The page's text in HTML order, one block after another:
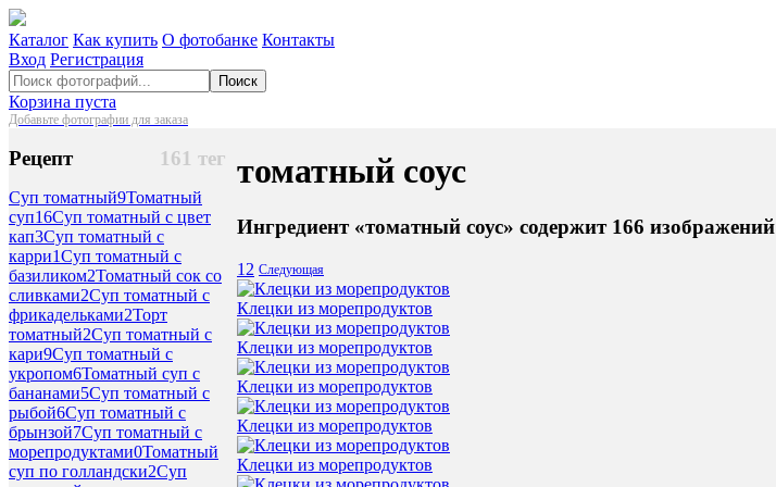
Каталог Как купить О фотобанке Контакты
Вход Регистрация
Поиск
Корзина пуста
Добавьте фотографии для заказа
161 тег
Рецепт
Суп томатный9Томатный
суп16Суп томатный с цвет
кап3Суп томатный с
карри1Суп томатный с
базиликом2Томатный сок со
сливками2Суп томатный с
фрикадельками2Торт
томатный2Суп томатный с
кари9Суп томатный с
укропом6Томатный суп с
бананами5Суп томатный с
рыбой6Суп томатный с
брынзой7Суп томатный с
морепродуктами0Томатный
суп по голландски2Суп
томатный соус
Ингредиент «томатный соус» содержит 166 изображений
1 2 Следующая
Клецки из морепродуктов
Клецки из морепродуктов
Клецки из морепродуктов
Клецки из морепродуктов
Клецки из морепродуктов